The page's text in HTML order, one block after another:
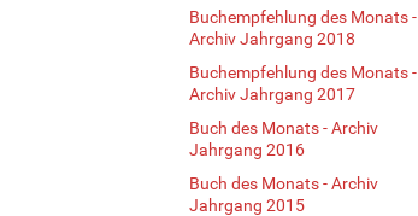
Buchempfehlung des Monats -
Archiv Jahrgang 2018
Buchempfehlung des Monats -
Archiv Jahrgang 2017
Buch des Monats - Archiv
Jahrgang 2016
Buch des Monats - Archiv
Jahrgang 2015